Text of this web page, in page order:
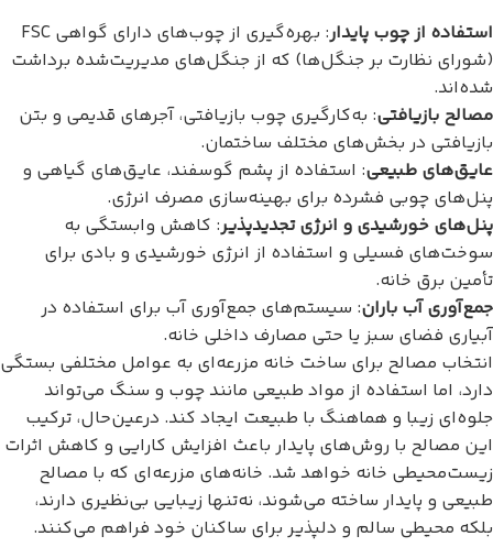
استفاده از چوب پایدار
: بهره‌گیری از چوب‌های دارای گواهی FSC
(شورای نظارت بر جنگل‌ها) که از جنگل‌های مدیریت‌شده برداشت
شده‌اند.
مصالح بازیافتی: به‌کارگیری چوب بازیافتی، آجرهای قدیمی و بتن
بازیافتی در بخش‌های مختلف ساختمان.
عایق‌های طبیعی: استفاده از پشم گوسفند، عایق‌های گیاهی و
پنل‌های چوبی فشرده برای بهینه‌سازی مصرف انرژی.
پنل‌های خورشیدی و انرژی تجدیدپذیر: کاهش وابستگی به
سوخت‌های فسیلی و استفاده از انرژی خورشیدی و بادی برای
تأمین برق خانه.
جمع‌آوری آب باران: سیستم‌های جمع‌آوری آب برای استفاده در
آبیاری فضای سبز یا حتی مصارف داخلی خانه.
انتخاب مصالح برای ساخت خانه مزرعه‌ای به عوامل مختلفی بستگی
دارد، اما استفاده از مواد طبیعی مانند چوب و سنگ می‌تواند
جلوه‌ای زیبا و هماهنگ با طبیعت ایجاد کند. درعین‌حال، ترکیب
این مصالح با روش‌های پایدار باعث افزایش کارایی و کاهش اثرات
زیست‌محیطی خانه خواهد شد. خانه‌های مزرعه‌ای که با مصالح
طبیعی و پایدار ساخته می‌شوند، نه‌تنها زیبایی بی‌نظیری دارند،
بلکه محیطی سالم و دلپذیر برای ساکنان خود فراهم می‌کنند.